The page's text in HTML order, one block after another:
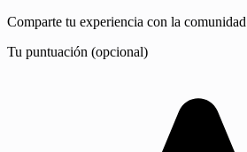
Comparte tu experiencia con la comunidad
Tu puntuación (opcional)